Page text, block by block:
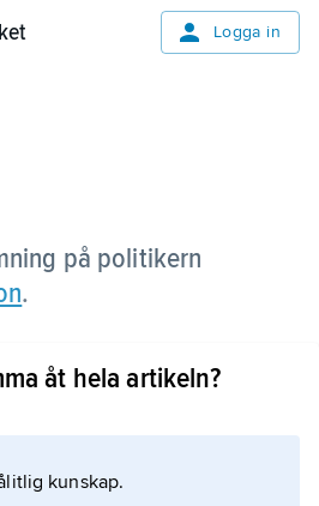
Logga in
på politikern
.
åt hela artikeln?
kunskap.